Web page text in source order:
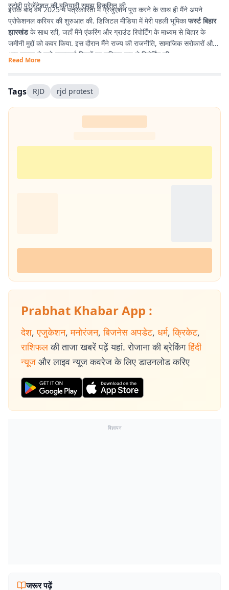
स्टोरी प्रेजेंटेशन की बुनियादी समझ विकसित की.
इसके बाद वर्ष 2025 में पत्रकारिता में ग्रेजुएशन पूरा करने के साथ ही मैंने अपने
प्रोफेशनल करियर की शुरुआत की. डिजिटल मीडिया में मेरी पहली भूमिकाफर्स्ट बिहार
झारखंडके साथ रही, जहाँ मैंने एंकरिंग और ग्राउंड रिपोर्टिंग के माध्यम से बिहार के
जमीनी मुद्दों को कवर किया. इस दौरान मैंने राज्य की राजनीति, सामाजिक सरोकारों और
आम जनता से जुड़े महत्वपूर्ण विषयों पर सक्रिय रूप से रिपोर्टिंग की.
Read More
Tags RJD rjd protest
Prabhat Khabar App :
देश, एजुकेशन, मनोरंजन, बिजनेस अपडेट, धर्म, क्रिकेट,
राशिफल की ताजा खबरें पढ़ें यहां. रोजाना की ब्रेकिंग हिंदी
न्यूज और लाइव न्यूज कवरेज के लिए डाउनलोड करिए
विज्ञापन
जरूर पढ़ें